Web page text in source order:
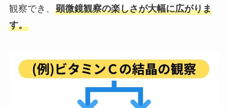
観察でき、 顕微鏡観察の楽しさが大幅に広がりま
す。